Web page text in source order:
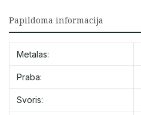
Papildoma informacija
Metalas:
Praba:
Svoris: